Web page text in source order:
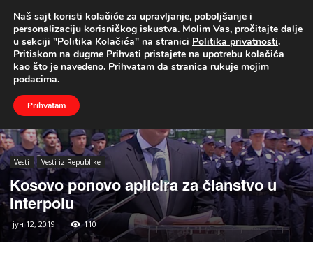
UŽIVO
Naslovna Vesti Vesti iz Republike
Vesti Vesti iz Republike
Kosovo ponovo aplicira za članstvo u
Interpolu
јун 12, 2019 110
Naš sajt koristi kolačiće za upravljanje, poboljšanje i
personalizaciju korisničkog iskustva. Molim Vas, pročitajte dalje
u sekciji "Politika Kolačića" na stranici Politika privatnosti.
Pritiskom na dugme Prihvati pristajete na upotrebu kolačića
kao što je navedeno. Prihvatam da stranica rukuje mojim
podacima.
Prihvatam